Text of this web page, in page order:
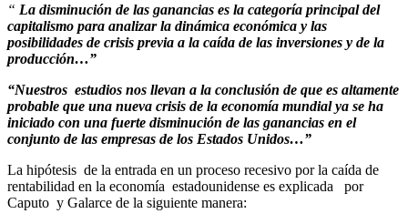
“ La disminución de las ganancias es la categoría principal del
capitalismo para analizar la dinámica económica y las
posibilidades de crisis previa a la caída de las inversiones y de la
producción…”
“Nuestros estudios nos llevan a la conclusión de que es altamente
probable que una nueva crisis de la economía mundial ya se ha
iniciado con una fuerte disminución de las ganancias en el
conjunto de las empresas de los Estados Unidos…”
La hipótesis de la entrada en un proceso recesivo por la caída de
rentabilidad en la economía estadounidense es explicada por
Caputo y Galarce de la siguiente manera: